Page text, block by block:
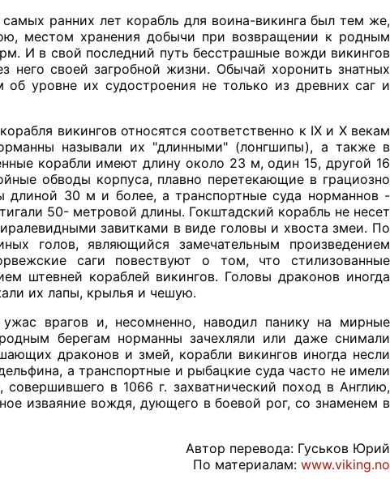
ранних лет корабль для воина-викинга был тем же,
местом хранения добычи при возвращении к родным
И в свой последний путь бесстрашные вожди викингов
него своей загробной жизни. Обычай хоронить знатных
уровне их судостроения не только из древних саг и
викингов относятся соответственно к IX и Х векам
называли их "длинными" (лонгшипы), а также в
корабли имеют длину около 23 м, один 15, другой 16
обводы корпуса, плавно перетекающие в грациозно
длиной 30 м и более, а транспортные суда норманнов -
50- метровой длины. Гокштадский корабль не несет
завитками в виде головы и хвоста змеи. По
голов, являющийся замечательным произведением
саги повествуют о том, что стилизованные
штевней кораблей викингов. Головы драконов иногда
их лапы, крылья и чешую.
врагов и, несомненно, наводил панику на мирные
берегам норманны зачехляли или даже снимали
драконов и змей, корабли викингов иногда несли
а транспортные и рыбацкие суда часто не имели
в 1066 г. захватнический поход в Англию,
изваяние вождя, дующего в боевой рог, со знаменем в
Автор перевода: Гуськов Юрий
По материалам: www.viking.no